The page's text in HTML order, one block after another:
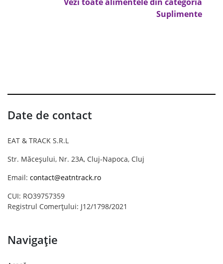
Suplimente
Date de contact
EAT & TRACK S.R.L
Str. Măceșului, Nr. 23A, Cluj-Napoca, Cluj
Email: contact@eatntrack.ro
CUI: RO39757359
Registrul Comerțului: J12/1798/2021
Navigație